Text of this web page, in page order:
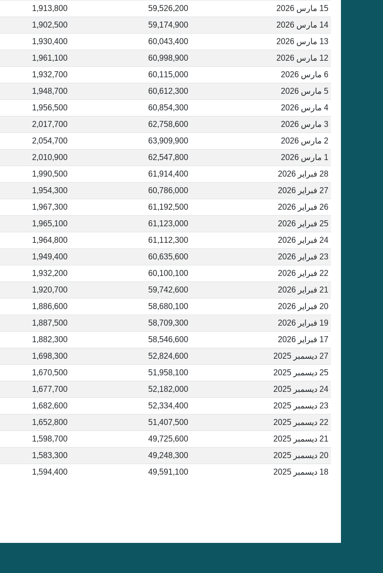
15 مارس 2026
59,526,200
1,913,800
14 مارس 2026
59,174,900
1,902,500
13 مارس 2026
60,043,400
1,930,400
12 مارس 2026
60,998,900
1,961,100
6 مارس 2026
60,115,000
1,932,700
5 مارس 2026
60,612,300
1,948,700
4 مارس 2026
60,854,300
1,956,500
3 مارس 2026
62,758,600
2,017,700
2 مارس 2026
63,909,900
2,054,700
1 مارس 2026
62,547,800
2,010,900
28 فبراير 2026
61,914,400
1,990,500
27 فبراير 2026
60,786,000
1,954,300
26 فبراير 2026
61,192,500
1,967,300
25 فبراير 2026
61,123,000
1,965,100
24 فبراير 2026
61,112,300
1,964,800
23 فبراير 2026
60,635,600
1,949,400
22 فبراير 2026
60,100,100
1,932,200
21 فبراير 2026
59,742,600
1,920,700
20 فبراير 2026
58,680,100
1,886,600
19 فبراير 2026
58,709,300
1,887,500
17 فبراير 2026
58,546,600
1,882,300
27 ديسمبر 2025
52,824,600
1,698,300
25 ديسمبر 2025
51,958,100
1,670,500
24 ديسمبر 2025
52,182,000
1,677,700
23 ديسمبر 2025
52,334,400
1,682,600
22 ديسمبر 2025
51,407,500
1,652,800
21 ديسمبر 2025
49,725,600
1,598,700
20 ديسمبر 2025
49,248,300
1,583,300
18 ديسمبر 2025
49,591,100
1,594,400